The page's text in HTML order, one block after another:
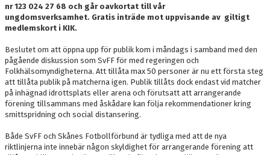
nr 123 024 27 68 och går oavkortat till vår
ungdomsverksamhet. Gratis inträde mot uppvisande av giltigt
medlemskort i KIK.
Beslutet om att öppna upp för publik kom i måndags i samband med den
pågående diskussion som SvFF för med regeringen och
Folkhälsomyndigheterna. Att tillåta max 50 personer är nu ett första steg
att tillåta publik på matcherna igen. Publik tillåts dock endast vid matcher
på inhägnad idrottsplats eller arena och förutsatt att arrangerande
förening tillsammans med åskådare kan följa rekommendationer kring
smittspridning och social distansering.
Både SvFF och Skånes Fotbollförbund är tydliga med att de nya
riktlinjerna inte innebär någon skyldighet för arrangerande förening att